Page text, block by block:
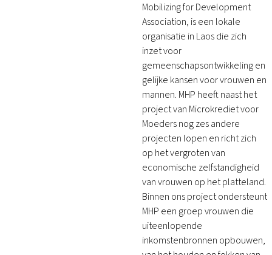
Mobilizing for Development
Association, is een lokale
organisatie in Laos die zich
inzet voor
gemeenschapsontwikkeling en
gelijke kansen voor vrouwen en
mannen. MHP heeft naast het
project van Microkrediet voor
Moeders nog zes andere
projecten lopen en richt zich
op het vergroten van
economische zelfstandigheid
van vrouwen op het platteland.
Binnen ons project ondersteunt
MHP een groep vrouwen die
uiteenlopende
inkomstenbronnen opbouwen,